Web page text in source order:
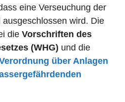
eine Verseuchung der
wird. Die
die Vorschriften des
(WHG) und die
über Anlagen